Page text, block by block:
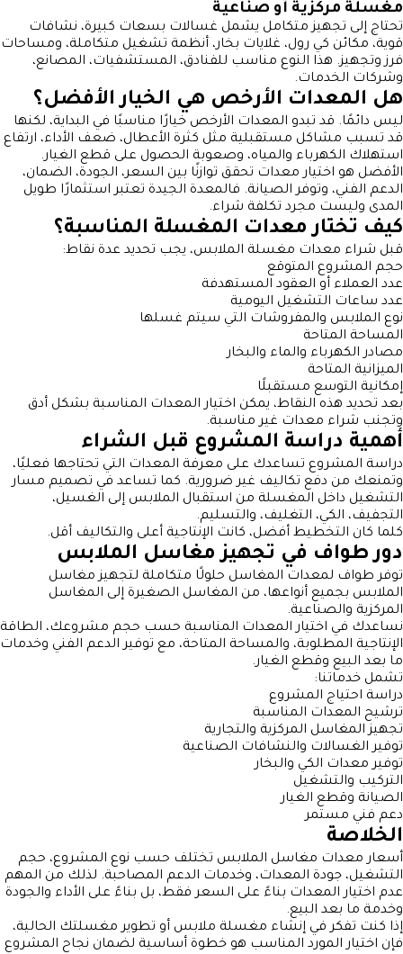
مغسلة مركزية أو صناعية
تحتاج إلى تجهيز متكامل يشمل غسالات بسعات كبيرة، نشافات
قوية، مكائن كي رول، غلايات بخار، أنظمة تشغيل متكاملة، ومساحات
فرز وتجهيز. هذا النوع مناسب للفنادق، المستشفيات، المصانع،
وشركات الخدمات.
هل المعدات الأرخص هي الخيار الأفضل؟
ليس دائمًا. قد تبدو المعدات الأرخص خيارًا مناسبًا في البداية، لكنها
قد تسبب مشاكل مستقبلية مثل كثرة الأعطال، ضعف الأداء، ارتفاع
استهلاك الكهرباء والمياه، وصعوبة الحصول على قطع الغيار.
الأفضل هو اختيار معدات تحقق توازنًا بين السعر، الجودة، الضمان،
الدعم الفني، وتوفر الصيانة. فالمعدة الجيدة تعتبر استثمارًا طويل
المدى وليست مجرد تكلفة شراء.
كيف تختار معدات المغسلة المناسبة؟
قبل شراء معدات مغسلة الملابس، يجب تحديد عدة نقاط:
حجم المشروع المتوقع
عدد العملاء أو العقود المستهدفة
عدد ساعات التشغيل اليومية
نوع الملابس والمفروشات التي سيتم غسلها
المساحة المتاحة
مصادر الكهرباء والماء والبخار
الميزانية المتاحة
إمكانية التوسع مستقبلًا
بعد تحديد هذه النقاط، يمكن اختيار المعدات المناسبة بشكل أدق
وتجنب شراء معدات غير مناسبة.
أهمية دراسة المشروع قبل الشراء
دراسة المشروع تساعدك على معرفة المعدات التي تحتاجها فعليًا،
وتمنعك من دفع تكاليف غير ضرورية. كما تساعد في تصميم مسار
التشغيل داخل المغسلة من استقبال الملابس إلى الغسيل،
التجفيف، الكي، التغليف، والتسليم.
كلما كان التخطيط أفضل، كانت الإنتاجية أعلى والتكاليف أقل.
دور طواف في تجهيز مغاسل الملابس
توفر طواف لمعدات المغاسل حلولًا متكاملة لتجهيز مغاسل
الملابس بجميع أنواعها، من المغاسل الصغيرة إلى المغاسل
المركزية والصناعية.
نساعدك في اختيار المعدات المناسبة حسب حجم مشروعك، الطاقة
الإنتاجية المطلوبة، والمساحة المتاحة، مع توفير الدعم الفني وخدمات
ما بعد البيع وقطع الغيار.
تشمل خدماتنا:
دراسة احتياج المشروع
ترشيح المعدات المناسبة
تجهيز المغاسل المركزية والتجارية
توفير الغسالات والنشافات الصناعية
توفير معدات الكي والبخار
التركيب والتشغيل
الصيانة وقطع الغيار
دعم فني مستمر
الخلاصة
أسعار معدات مغاسل الملابس تختلف حسب نوع المشروع، حجم
التشغيل، جودة المعدات، وخدمات الدعم المصاحبة. لذلك من المهم
عدم اختيار المعدات بناءً على السعر فقط، بل بناءً على الأداء والجودة
وخدمة ما بعد البيع.
إذا كنت تفكر في إنشاء مغسلة ملابس أو تطوير مغسلتك الحالية،
فإن اختيار المورد المناسب هو خطوة أساسية لضمان نجاح المشروع